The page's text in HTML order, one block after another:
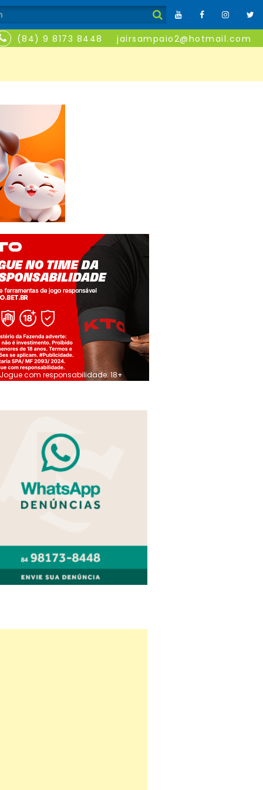
(84) 9 8173 8448 jairsampaio2@hotmail.com
Jogue com responsabilidade. 18+